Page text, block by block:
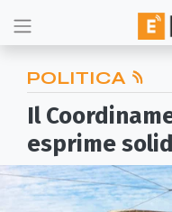
POLITICA
Il
esprime